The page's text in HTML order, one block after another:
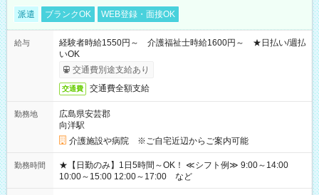
派遣 ブランクOK WEB登録・面接OK
給与
経験者時給1550円～ 介護福祉士時給1600円～ ★日払い/週払
いOK
交通費別途支給あり
交通費 交通費全額支給
勤務地
広島県安芸郡
向洋駅
介護施設や病院 ※ご自宅近辺からご案内可能
勤務時間
★【日勤のみ】1日5時間～OK！ ≪シフト例≫ 9:00～14:00
10:00～15:00 12:00～17:00 など